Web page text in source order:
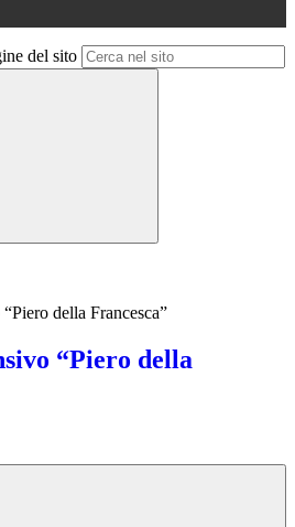
del sito
della Francesca”
“Piero della